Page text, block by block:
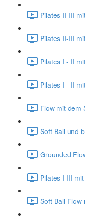
Pilates II-III
Pilates II-III
Pilates I - II
Pilates I - II
Flow mit dem
Soft Ball und
Grounded
Pilates I-III
Soft Ball Flow